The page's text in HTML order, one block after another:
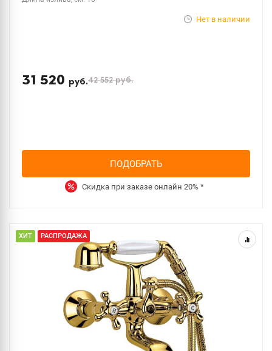
Нет в наличии
31 520 руб.42 552руб.
ПОДОБРАТЬ
Скидка при заказе онлайн 20% *
ХИТ РАСПРОДАЖА